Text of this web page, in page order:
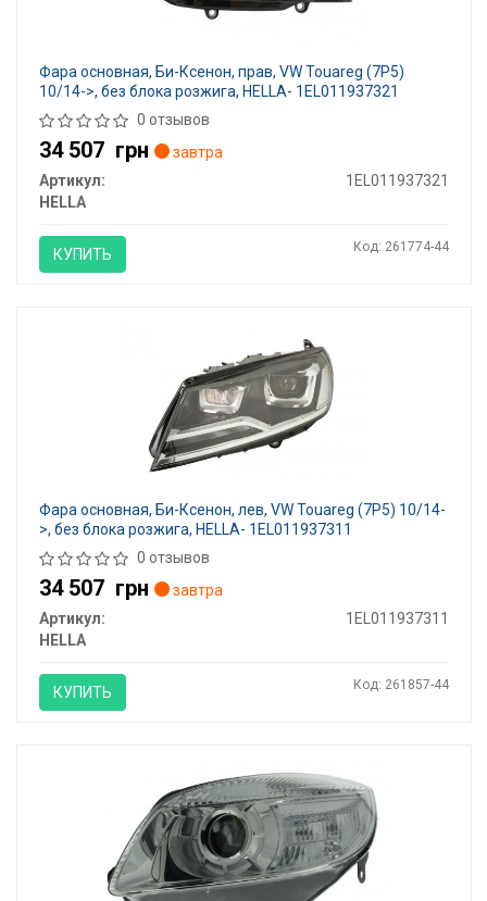
Фара основная, Би-Ксенон, прав, VW Touareg (7P5)
10/14->, без блока розжига, HELLA- 1EL011937321
0 отзывов
34 507 грн
завтра
Артикул:
1EL011937321
HELLA
КУПИТЬ Код: 261774-44
Фара основная, Би-Ксенон, лев, VW Touareg (7P5) 10/14-
>, без блока розжига, HELLA- 1EL011937311
0 отзывов
34 507 грн
завтра
Артикул:
1EL011937311
HELLA
КУПИТЬ Код: 261857-44